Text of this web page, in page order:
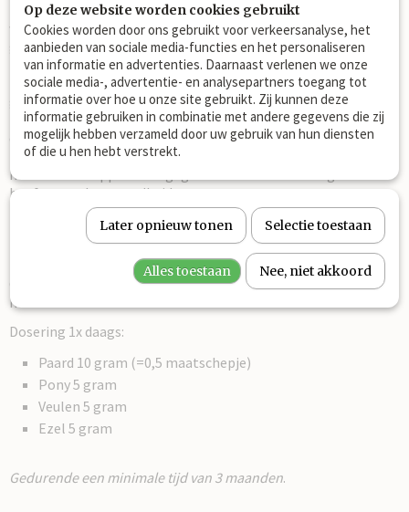
Biotine, ook wel bekend als vitamine B8, is een
wateroplosbare vitamine die een essentiële rol speelt in de
gezondheid van je paard. Het staat vooral bekend om zijn
positieve effect op de kwaliteit van de hoeven en de vacht.
Biotine draagt bij aan een sterke, elastische hoefwand en een
glanzende, gezonde vacht. Daarnaast speelt het een
belangrijke rol in het metabolisme, waar het betrokken is bij
de omzetting van voedingsstoffen in energie. Omdat paarden
zelf maar een beperkte hoeveelheid biotine aanmaken, wordt
het vaak als supplement gegeven ter ondersteuning van de
hoef- en vachtgezondheid.
Gebruiksaanwijzing:
Geef de Biotin-P granulaten rechtstreeks of vermeng ze met
het voer.
Dosering 1x daags:
Paard 10 gram (=0,5 maatschepje)
Pony 5 gram
Veulen 5 gram
Ezel 5 gram
Gedurende een minimale tijd van 3 maanden.
Op deze website worden cookies gebruikt
Cookies worden door ons gebruikt voor verkeersanalyse, het
aanbieden van sociale media-functies en het personaliseren
van informatie en advertenties. Daarnaast verlenen we onze
sociale media-, advertentie- en analysepartners toegang tot
informatie over hoe u onze site gebruikt. Zij kunnen deze
informatie gebruiken in combinatie met andere gegevens die zij
mogelijk hebben verzameld door uw gebruik van hun diensten
of die u hen hebt verstrekt.
Later opnieuw tonen Selectie toestaan
Alles toestaan Nee, niet akkoord